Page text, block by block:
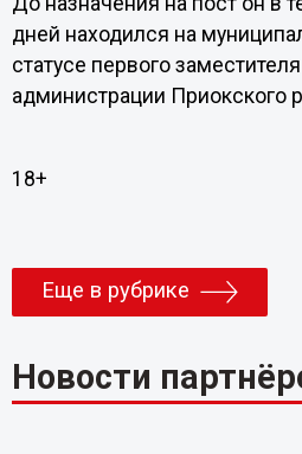
дней находился на
статусе первого
администрации Приокского
18+
Еще в рубрике
Новости